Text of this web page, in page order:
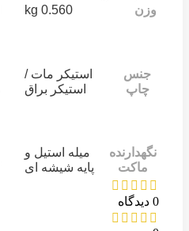
وزن
0.560 kg
جنس
چاپ
استیکر مات /
استیکر براق
نگهدارنده
ماکت
میله استیل و
پایه شیشه ای
0 دیدگاه